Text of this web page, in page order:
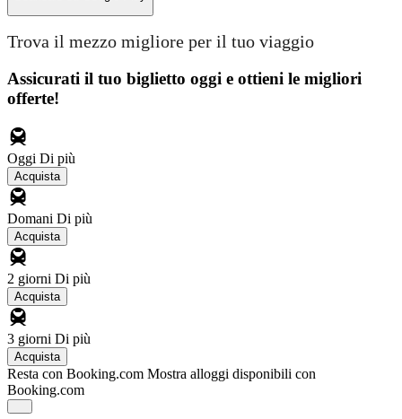
Trova il mezzo migliore per il tuo viaggio
Assicurati il ​​tuo biglietto oggi e ottieni le migliori
offerte!
Oggi Di più
Acquista
Domani Di più
Acquista
2 giorni Di più
Acquista
3 giorni Di più
Acquista
Resta con Booking.com Mostra alloggi disponibili con
Booking.com